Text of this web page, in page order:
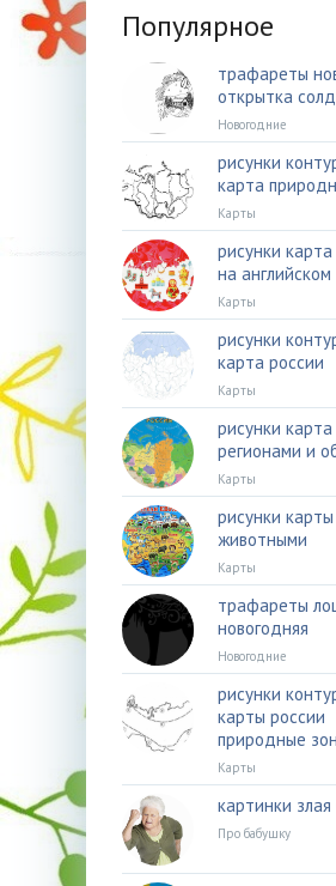
Популярное
трафареты
открытка
Новогодние
рисунки
карта
Карты
рисунки
на английском
Карты
рисунки
карта россии
Карты
рисунки
регионами и
Карты
рисунки
животными
Карты
трафареты
новогодняя
Новогодние
рисунки
карты россии
природные
Карты
картинки
Про бабушку